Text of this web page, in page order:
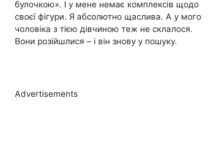
булочкою». І у мене немає комплексів щодо
своєї фігури. Я абсолютно щаслива. А у мого
чоловіка з тією дівчиною теж не склалося.
Вони розійшлися – і він знову у пошуку.
Advertisements